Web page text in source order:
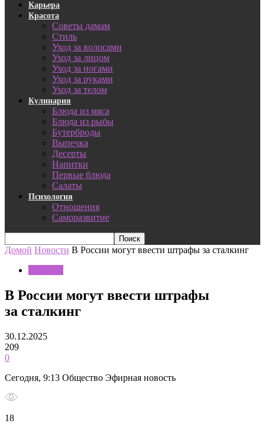
Карьера
Красота
Советы дамам
Стиль
Уход за волосами
Уход за лицом
Уход за ногами
Уход за руками
Уход за телом
Кулинария
Блюда из мяса
Блюда из рыбы
Бутерброды
Выпечка
Десерты
Напитки
Первые блюда
Салаты
Психология
Отношения
Саморазвитие
Домой Новости В России могут ввести штрафы за сталкинг
В России могут ввести штрафы
за сталкинг
30.12.2025
209
0
Сегодня, 9:13 Общество Эфирная новость
18